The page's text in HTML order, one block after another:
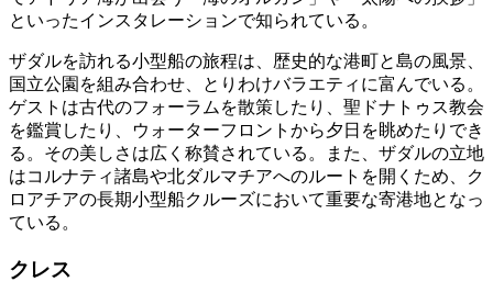
といったインスタレーションで知られている。
ザダルを訪れる小型船の旅程は、歴史的な港町と島の風景、
国立公園を組み合わせ、とりわけバラエティに富んでいる。
ゲストは古代のフォーラムを散策したり、聖ドナトゥス教会
を鑑賞したり、ウォーターフロントから夕日を眺めたりでき
る。その美しさは広く称賛されている。また、ザダルの立地
はコルナティ諸島や北ダルマチアへのルートを開くため、ク
ロアチアの長期小型船クルーズにおいて重要な寄港地となっ
ている。
クレス